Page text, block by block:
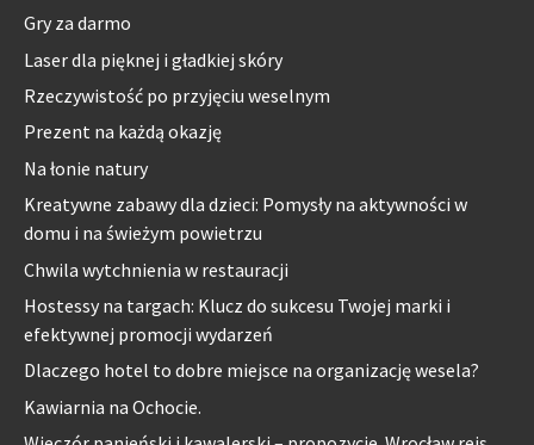
Gry za darmo
Laser dla pięknej i gładkiej skóry
Rzeczywistość po przyjęciu weselnym
Prezent na każdą okazję
Na łonie natury
Kreatywne zabawy dla dzieci: Pomysły na aktywności w
domu i na świeżym powietrzu
Chwila wytchnienia w restauracji
Hostessy na targach: Klucz do sukcesu Twojej marki i
efektywnej promocji wydarzeń
Dlaczego hotel to dobre miejsce na organizację wesela?
Kawiarnia na Ochocie.